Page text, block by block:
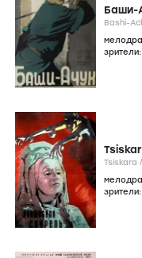
Баши-
зрители:
Tsiskara /
зрители: